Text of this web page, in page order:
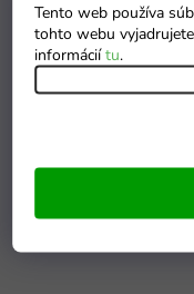
Tento web používa
tohto webu
informáciítu.